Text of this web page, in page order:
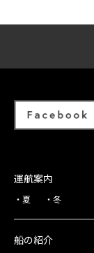
運航案内
夏 冬
船の紹介